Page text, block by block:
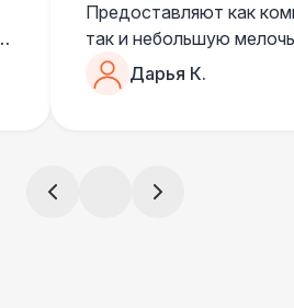
Предоставляют как
так и небольшую
очень понимающий,
чем дополнить
Дарья К.